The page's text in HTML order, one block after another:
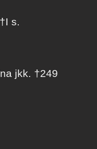
s.
jkk. †249